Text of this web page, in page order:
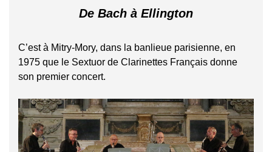
De Bach à Ellington
C’est à Mitry-Mory, dans la banlieue parisienne, en
1975 que le Sextuor de Clarinettes Français donne
son premier concert.